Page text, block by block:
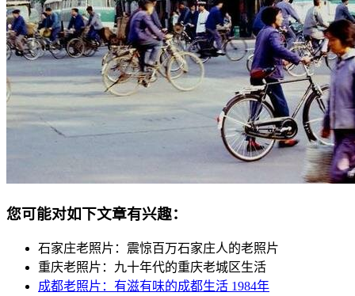
您可能对如下文章有兴趣：
石家庄老照片：震惊百万石家庄人的老照片
重庆老照片：九十年代的重庆老城区生活
成都老照片：有滋有味的成都生活 1984年